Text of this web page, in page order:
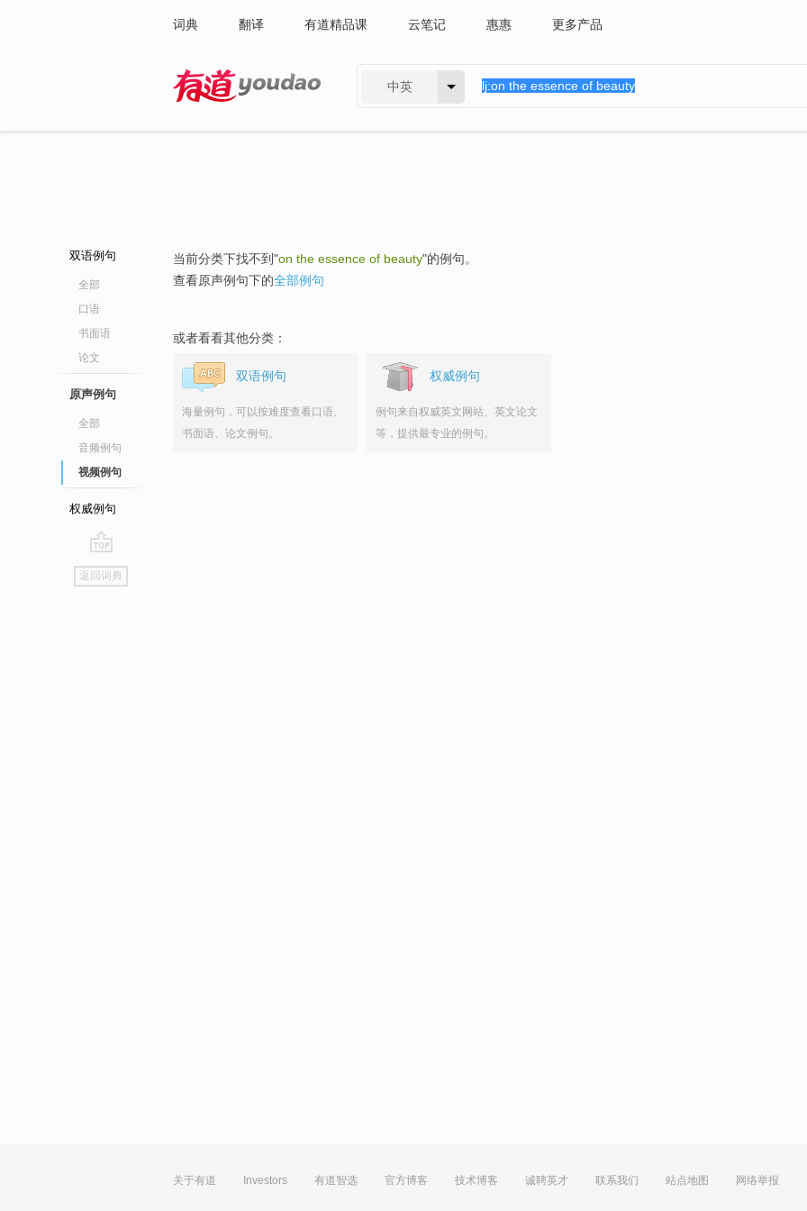
词典 翻译 有道精品课 云笔记 惠惠 更多产品
中英
双语例句
全部
口语
书面语
论文
原声例句
全部
音频例句
视频例句
权威例句
go
top
返回词典
当前分类下找不到"on the essence of beauty"的例句。
查看原声例句下的全部例句
或者看看其他分类：
双语例句
海量例句，可以按难度查看口语、
书面语、论文例句。
权威例句
例句来自权威英文网站、英文论文
等，提供最专业的例句。
关于有道 Investors 有道智选 官方博客 技术博客 诚聘英才 联系我们 站点地图 网络举报